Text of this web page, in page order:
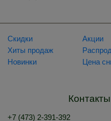
Скидки
Хиты продаж
Новинки
Акции
Цена
+7 (473) 2-391-392